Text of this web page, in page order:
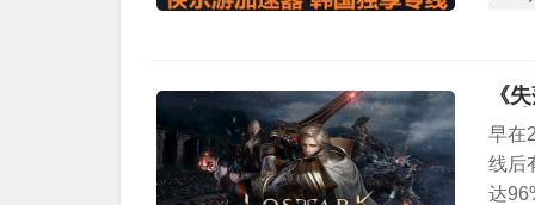
《失
早在
线后
达